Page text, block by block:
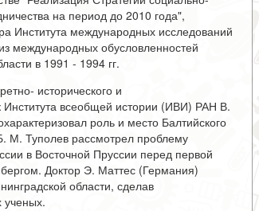
на период до 2010 года",
Института международных исследований
международных обусловленностей
в 1991 - 1994 гг.
исторического и
Института всеобщей истории (ИВИ) РАН В.
роль и место Балтийского
М. Туполев рассмотрел проблему
в Восточной Пруссии перед первой
Доктор Э. Маттес (Германия)
области, сделав
ученых.